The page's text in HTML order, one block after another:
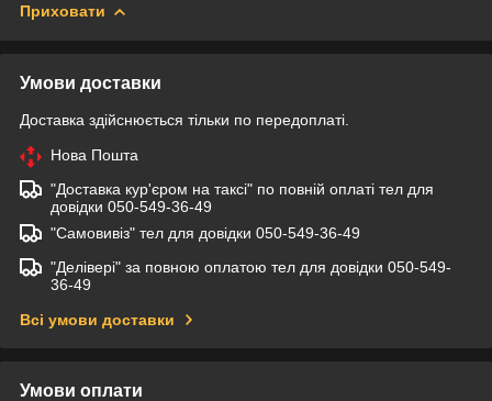
Приховати
Умови доставки
Доставка здійснюється тільки по передоплаті.
Нова Пошта
"Доставка кур'єром на таксі" по повній оплаті тел для
довідки 050-549-36-49
"Самовивіз" тел для довідки 050-549-36-49
"Делівері" за повною оплатою тел для довідки 050-549-
36-49
Всі умови доставки
Умови оплати